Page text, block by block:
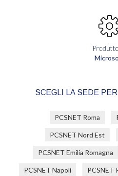
SCEGLI LA SEDE
PCSNET Roma
PCSNET Nord Est
PCSNET Emilia Romagna
PCSNET Napoli PCSNET